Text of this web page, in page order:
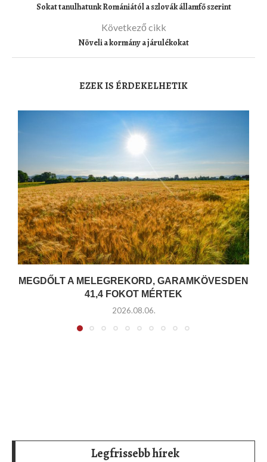
Sokat tanulhatunk Romániától a szlovák államfő szerint
Következő cikk
Növeli a kormány a járulékokat
EZEK IS ÉRDEKELHETIK
MEGDŐLT A MELEGREKORD, GARAMKÖVESDEN
41,4 FOKOT MÉRTEK
2026.08.06.
Legfrissebb hírek